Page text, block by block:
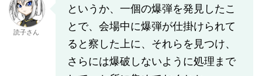
読子さん
というか、一個の爆弾を発見したこ
とで、会場中に爆弾が仕掛けられて
ると察した上に、それらを見つけ、
さらには爆破しないように処理まで